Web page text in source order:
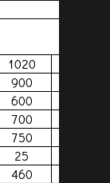
1020
900
600
700
750
25
460